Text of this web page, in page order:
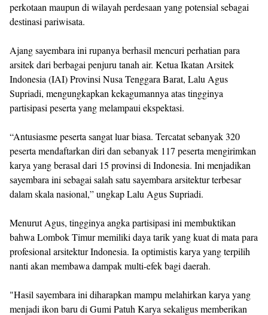
perkotaan maupun di wilayah perdesaan yang potensial sebagai
destinasi pariwisata.
Ajang sayembara ini rupanya berhasil mencuri perhatian para
arsitek dari berbagai penjuru tanah air. Ketua Ikatan Arsitek
Indonesia (IAI) Provinsi Nusa Tenggara Barat, Lalu Agus
Supriadi, mengungkapkan kekagumannya atas tingginya
partisipasi peserta yang melampaui ekspektasi.
“Antusiasme peserta sangat luar biasa. Tercatat sebanyak 320
peserta mendaftarkan diri dan sebanyak 117 peserta mengirimkan
karya yang berasal dari 15 provinsi di Indonesia. Ini menjadikan
sayembara ini sebagai salah satu sayembara arsitektur terbesar
dalam skala nasional,” ungkap Lalu Agus Supriadi.
Menurut Agus, tingginya angka partisipasi ini membuktikan
bahwa Lombok Timur memiliki daya tarik yang kuat di mata para
profesional arsitektur Indonesia. Ia optimistis karya yang terpilih
nanti akan membawa dampak multi-efek bagi daerah.
"Hasil sayembara ini diharapkan mampu melahirkan karya yang
menjadi ikon baru di Gumi Patuh Karya sekaligus memberikan